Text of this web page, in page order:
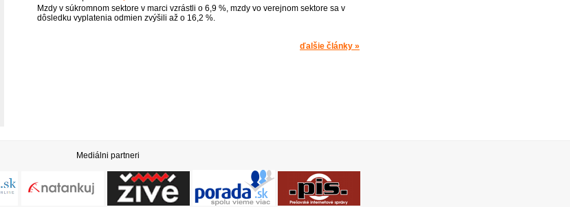
Mzdy v súkromnom sektore v marci vzrástli o 6,9 %, mzdy vo verejnom sektore sa v
dôsledku vyplatenia odmien zvýšili až o 16,2 %.
ďalšie články »
Mediálni partneri